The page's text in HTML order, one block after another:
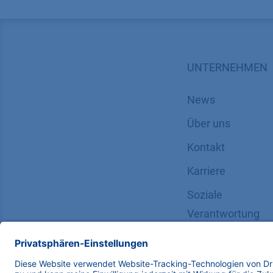
UNTERNEHMEN
News
Über uns
Kontakt
Karriere
Soziale
Verantwortung